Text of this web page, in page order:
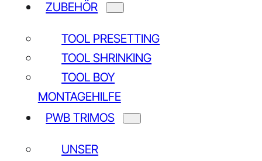
ZUBEHÖR
TOOL PRESETTING
TOOL SHRINKING
TOOL BOY
MONTAGEHILFE
PWB TRIMOS
UNSER